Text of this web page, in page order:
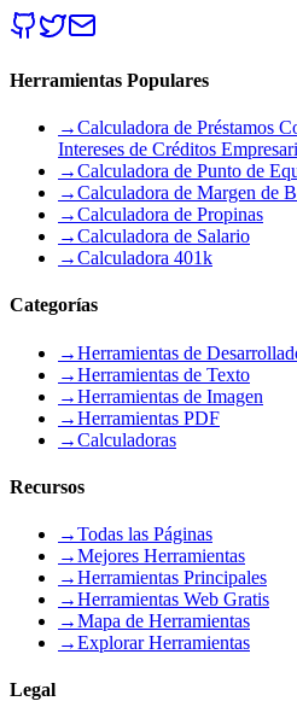
Herramientas Populares
→Calculadora de Préstamos
Intereses de Créditos
→Calculadora de Punto de
→Calculadora de Margen de
→Calculadora de Propinas
→Calculadora de Salario
→Calculadora 401k
Categorías
→Herramientas de
→Herramientas de Texto
→Herramientas de Imagen
→Herramientas PDF
→Calculadoras
Recursos
→Todas las Páginas
→Mejores Herramientas
→Herramientas Principales
→Herramientas Web Gratis
→Mapa de Herramientas
→Explorar Herramientas
Legal